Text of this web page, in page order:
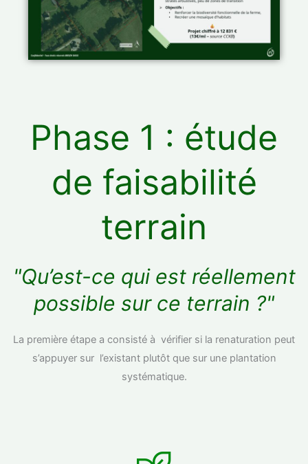
Phase 1 : étude
de faisabilité
terrain
"Qu’est-ce qui est réellement
possible sur ce terrain ?"
La première étape a consisté à vérifier si la renaturation peut
s’appuyer sur l’existant plutôt que sur une plantation
systématique.